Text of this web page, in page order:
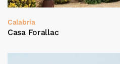
Calabria
Casa Forallac